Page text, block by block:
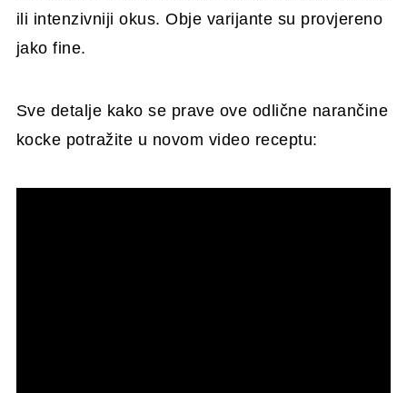
ili intenzivniji okus. Obje varijante su provjereno
jako fine.
Sve detalje kako se prave ove odlične narančine
kocke potražite u novom video receptu: